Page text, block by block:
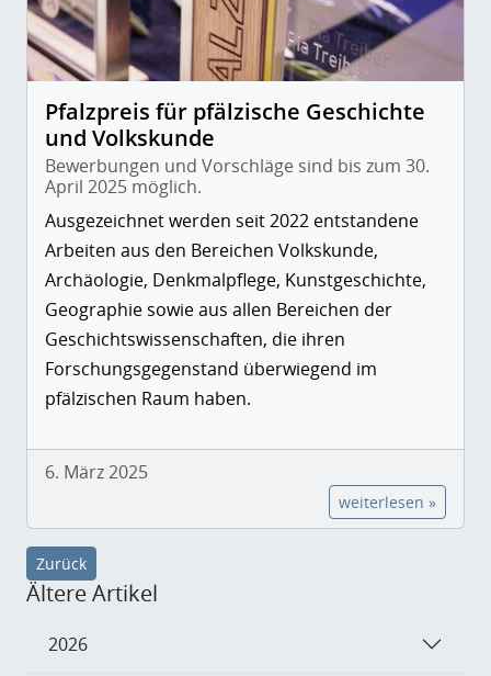
Pfalzpreis für pfälzische Geschichte
und Volkskunde
Bewerbungen und Vorschläge sind bis zum 30.
April 2025 möglich.
Ausgezeichnet werden seit 2022 entstandene
Arbeiten aus den Bereichen Volkskunde,
Archäologie, Denkmalpflege, Kunstgeschichte,
Geographie sowie aus allen Bereichen der
Geschichtswissenschaften, die ihren
Forschungsgegenstand überwiegend im
pfälzischen Raum haben.
6. März 2025
weiterlesen »
Zurück
Ältere Artikel
2026